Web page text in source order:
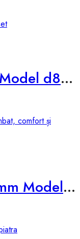
Verighete Aur Galben Model d838-g
Verighete Aur Alb 4.5mm Model d531-a